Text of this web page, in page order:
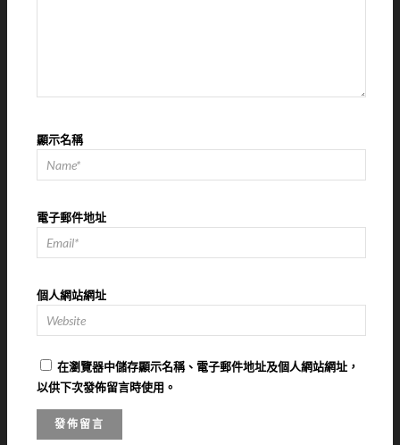
顯示名稱
電子郵件地址
個人網站網址
在瀏覽器中儲存顯示名稱、電子郵件地址及個人網站網址，
以供下次發佈留言時使用。